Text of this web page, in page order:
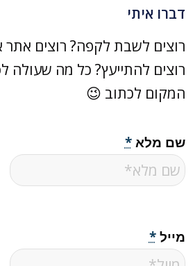
דברו איתי
רוצים לשבת לקפה? רוצים אתר
רוצים להתייעץ? כל מה שעולה
המקום לכתוב 😉
שם מלא*
מייל*